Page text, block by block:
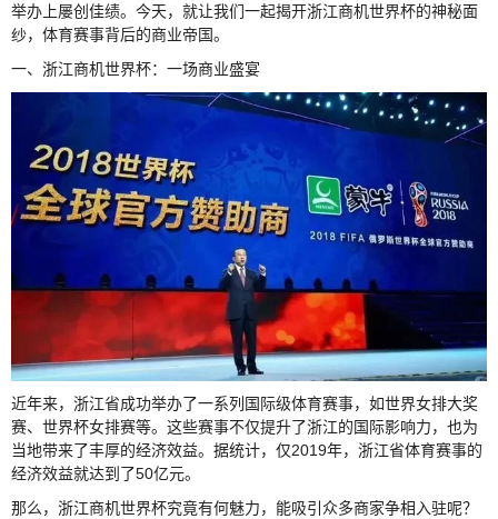
举办上屡创佳绩。今天，就让我们一起揭开浙江商机世界杯的神秘面
纱，体育赛事背后的商业帝国。
一、浙江商机世界杯：一场商业盛宴
近年来，浙江省成功举办了一系列国际级体育赛事，如世界女排大奖
赛、世界杯女排赛等。这些赛事不仅提升了浙江的国际影响力，也为
当地带来了丰厚的经济效益。据统计，仅2019年，浙江省体育赛事的
经济效益就达到了50亿元。
那么，浙江商机世界杯究竟有何魅力，能吸引众多商家争相入驻呢？